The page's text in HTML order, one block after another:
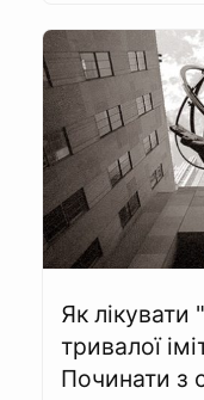
Як лікувати
тривалої
Починати з